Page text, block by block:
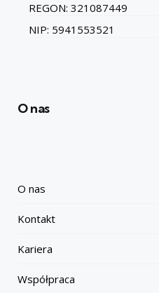
REGON: 321087449
NIP: 5941553521
O nas
O nas
Kontakt
Kariera
Współpraca